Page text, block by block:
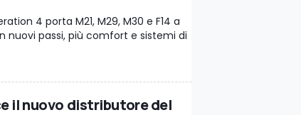
4 porta M21, M29, M30 e F14 a
nuovi passi, più comfort e sistemi di
il nuovo distributore del